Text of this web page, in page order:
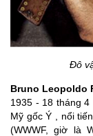
Đô
Bruno Leopoldo
1935 - 18 tháng
Mỹ gốc Ý , nổi
(WWWF, giờ là